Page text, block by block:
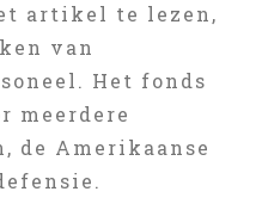
artikel te lezen,
van
Het fonds
meerdere
de Amerikaanse